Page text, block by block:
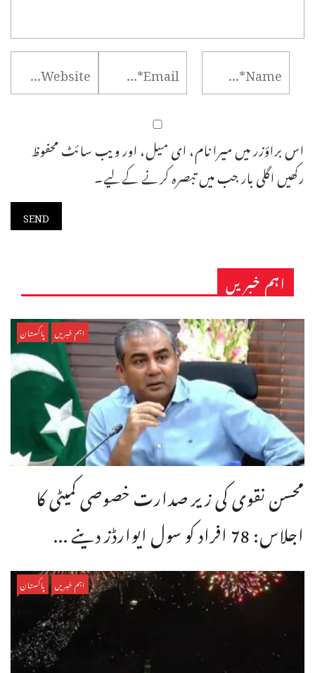
اس براؤزر میں میرا نام، ای میل، اور ویب سائٹ محفوظ
رکھیں اگلی بار جب میں تبصرہ کرنے کےلیے۔
اہم خبریں
اہم خبریں پاکستان
محسن نقوی کی زیر صدارت خصوصی کمیٹی کا
اجلاس: 78 افراد کو سول ایوارڈز دینے ...
اہم خبریں پاکستان